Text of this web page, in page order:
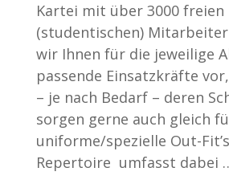
Kartei mit über 3000 freien
(studentischen)
wir Ihnen für die jeweilige
passende Einsatzkräfte
– je nach Bedarf – deren
sorgen gerne auch gleich
uniforme/spezielle Out-
Repertoire umfasst dabei